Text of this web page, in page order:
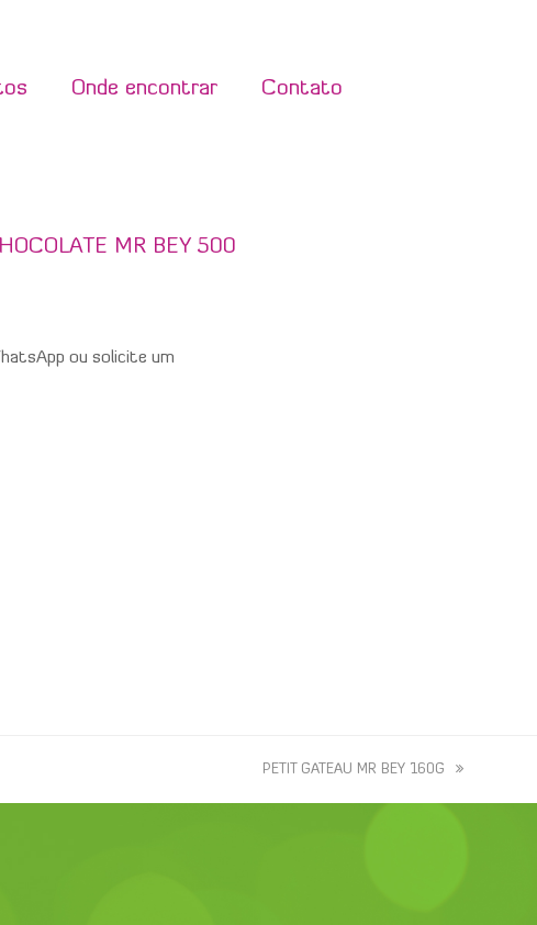
Onde encontrar Contato
MR BEY 500
ou solicite um
next
PETIT GATEAU MR BEY 160G